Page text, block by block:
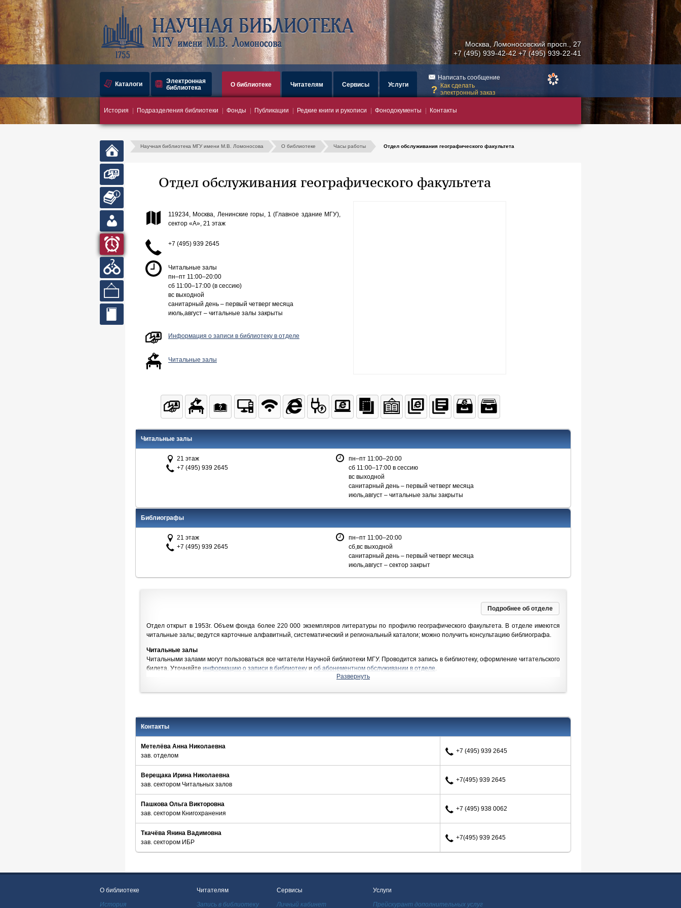
Москва ,Ломоносовский просп., 27
+7 (495) 939-42-42 +7 (495) 939-22-41
Главная
Вопросы
и ответы
Написать сообщение
Как сделать
электронный заказ
загрузка
Каталоги
Электронная
библиотека
О библиотеке
История Подразделения библиотеки Фонды Публикации Редкие книги и рукописи Фонодокументы Контакты
Читателям Сервисы Услуги
Научная библиотека МГУ имени М.В. Ломоносова О библиотеке Часы работы Отдел обслуживания географического факультета
Отдел обслуживания географического факультета
119234, Москва, Ленинские горы, 1 (Главное здание МГУ),
сектор «А», 21 этаж
+7 (495) 939 2645
Читальные залы
пн–пт 11:00–20:00
сб 11:00–17:00 (в сессию)
вс выходной
санитарный день – первый четверг месяца
июль,август – читальные залы закрыты
Информация о записи в библиотеку в отделе
Читальные залы
Читальные залы
21 этаж
+7 (495) 939 2645
пн–пт 11:00–20:00
сб 11:00–17:00 в сессию
вс выходной
санитарный день – первый четверг месяца
июль,август – читальные залы закрыты
Библиографы
21 этаж
+7 (495) 939 2645
пн–пт 11:00–20:00
сб,вс выходной
санитарный день – первый четверг месяца
июль,август – сектор закрыт
Подробнее об отделе
Отдел открыт в 1953г. Объем фонда более 220 000 экземпляров литературы по профилю географического факультета. В отделе имеются
читальные залы; ведутся карточные алфавитный, систематический и региональный каталоги; можно получить консультацию библиографа.
Читальные залы
Читальными залами могут пользоваться все читатели Научной библиотеки МГУ. Проводится запись в библиотеку, оформление читательского
билета. Уточняйте информацию о записи в библиотеку и об абонементном обслуживании в отделе
Время выполнения заказов от 5 до 30 минут. Заказы, сделанные в пн–пт после 16:00, в субботу, выполняются в первый рабочий день.
Развернуть
Контакты
Метелёва Анна Николаевна
зав. отделом
+7 (495) 939 2645
Верещака Ирина Николаевна
зав. сектором Читальных залов
+7(495) 939 2645
Пашкова Ольга Викторовна
зав. сектором Книгохранения
+7 (495) 938 0062
Ткачёва Янина Вадимовна
зав. сектором ИБР
+7(495) 939 2645
О библиотеке
История
Читателям
Запись в библиотеку
Сервисы
Личный кабинет
Услуги
Прейскурант дополнительных услуг